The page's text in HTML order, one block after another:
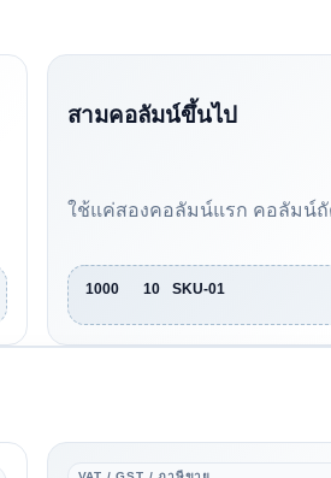
สามคอลัมน์ขึ้นไป
ใช้แค่สองคอลัมน์แรก คอลัมน์ถั
1000	10	SKU-01